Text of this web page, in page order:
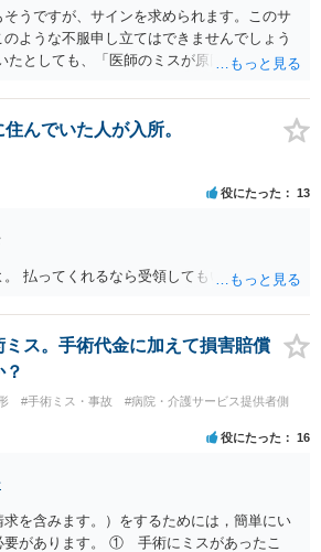
そうですが、サインを求められます。このサ
ような不服申し立てはできませんでしょう
たとしても、「医師のミスが原因で老眼がひ
もかかわらず、全く説明されなかったよう
ことは可能です。
んでいた人が入所。
役にたった 13
払ってくれるなら受領してもいいですよ。
ミス。手術代金に加えて損害賠償
#手術ミス・事故
#病院・介護サービス提供者側
役にたった 16
を含みます。）をするためには，簡単にい
要があります。 ① 手術にミスがあったこ